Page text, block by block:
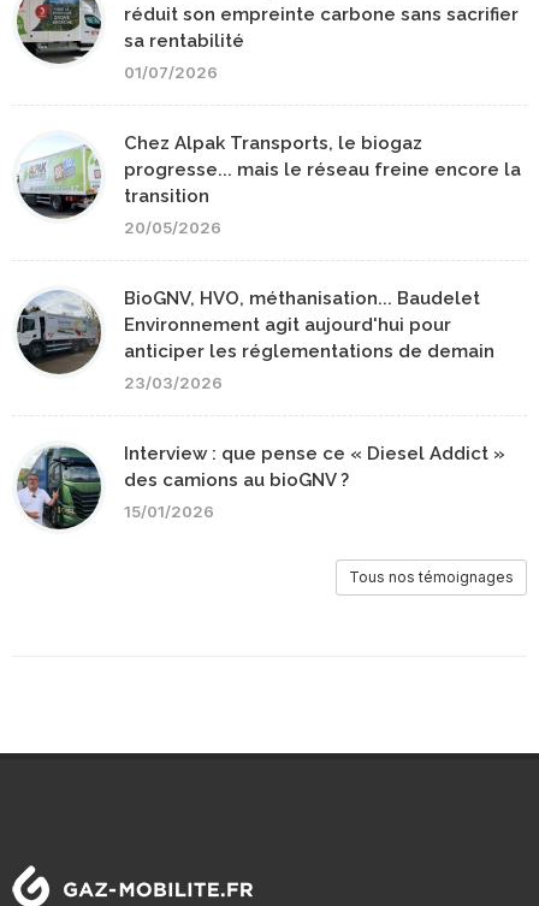
réduit son empreinte carbone sans sacrifier
sa rentabilité
01/07/2026
Chez Alpak Transports, le biogaz
progresse... mais le réseau freine encore la
transition
20/05/2026
BioGNV, HVO, méthanisation... Baudelet
Environnement agit aujourd'hui pour
anticiper les réglementations de demain
23/03/2026
Interview : que pense ce « Diesel Addict »
des camions au bioGNV ?
15/01/2026
Tous nos témoignages